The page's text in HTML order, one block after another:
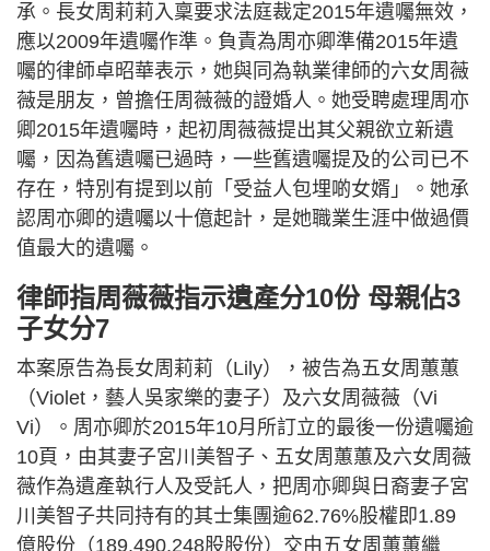
承。長女周莉莉入稟要求法庭裁定2015年遺囑無效，
應以2009年遺囑作準。負責為周亦卿準備2015年遺
囑的律師卓昭華表示，她與同為執業律師的六女周薇
薇是朋友，曾擔任周薇薇的證婚人。她受聘處理周亦
卿2015年遺囑時，起初周薇薇提出其父親欲立新遺
囑，因為舊遺囑已過時，一些舊遺囑提及的公司已不
存在，特別有提到以前「受益人包埋啲女婿」。她承
認周亦卿的遺囑以十億起計，是她職業生涯中做過價
值最大的遺囑。
律師指周薇薇指示遺產分10份 母親佔3
子女分7
本案原告為長女周莉莉（Lily），被告為五女周蕙蕙
（Violet，藝人吳家樂的妻子）及六女周薇薇（Vi
Vi）。周亦卿於2015年10月所訂立的最後一份遺囑逾
10頁，由其妻子宮川美智子、五女周蕙蕙及六女周薇
薇作為遺產執行人及受託人，把周亦卿與日裔妻子宮
川美智子共同持有的其士集團逾62.76%股權即1.89
億股份（189,490,248股股份）交由五女周蕙蕙繼